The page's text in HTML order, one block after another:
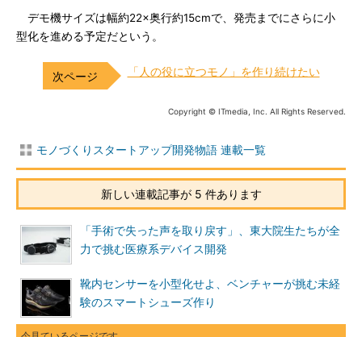
デモ機サイズは幅約22×奥行約15cmで、発売までにさらに小
型化を進める予定だという。
「人の役に立つモノ」を作り続けたい
Copyright © ITmedia, Inc. All Rights Reserved.
モノづくりスタートアップ開発物語 連載一覧
新しい連載記事が 5 件あります
「手術で失った声を取り戻す」、東大院生たちが全
力で挑む医療系デバイス開発
靴内センサーを小型化せよ、ベンチャーが挑む未経
験のスマートシューズ作り